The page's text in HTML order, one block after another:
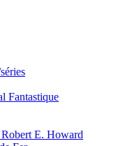
Fantastique
Robert E. Howard